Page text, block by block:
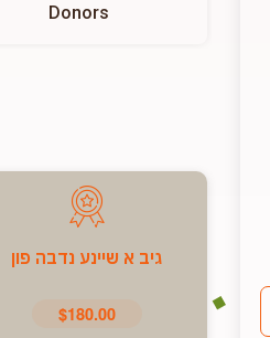
Donors
גיב א שיינע נדבה פון
$180.00